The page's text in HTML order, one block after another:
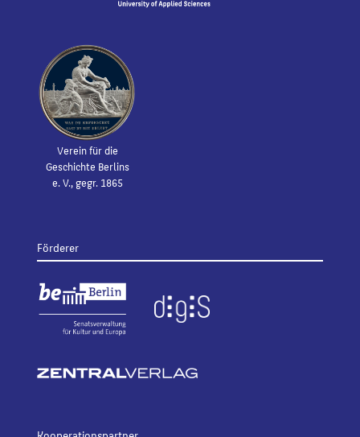
Verein für die
Geschichte Berlins
e. V., gegr. 1865
Förderer